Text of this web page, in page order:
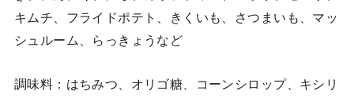
キムチ、フライドポテト、きくいも、さつまいも、マッ
シュルーム、らっきょうなど
調味料：はちみつ、オリゴ糖、コーンシロップ、キシリ